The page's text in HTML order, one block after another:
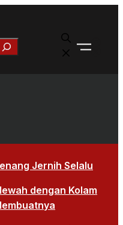
X
Jernih Selalu
dengan Kolam